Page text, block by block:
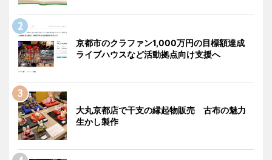
京都市のクラファン1,000万円の目標額達成
ライブハウスなど活動拠点向け支援へ
大丸京都店で干支の縁起物販売 古布の魅力
生かし製作